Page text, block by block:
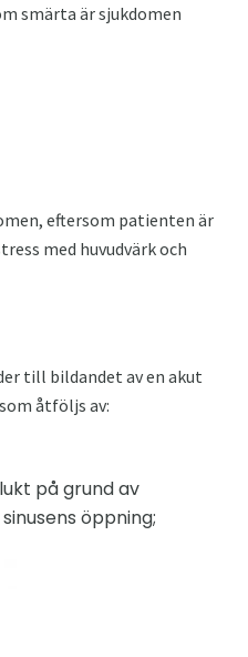
smärta är sjukdomen
eftersom patienten är
med huvudvärk och
till bildandet av en akut
åtföljs av:
på grund av
öppning;